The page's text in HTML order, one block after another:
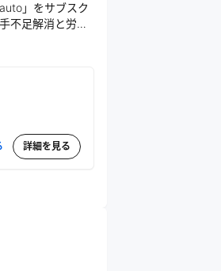
」をサブスク
不足解消と労働
詳細を見る